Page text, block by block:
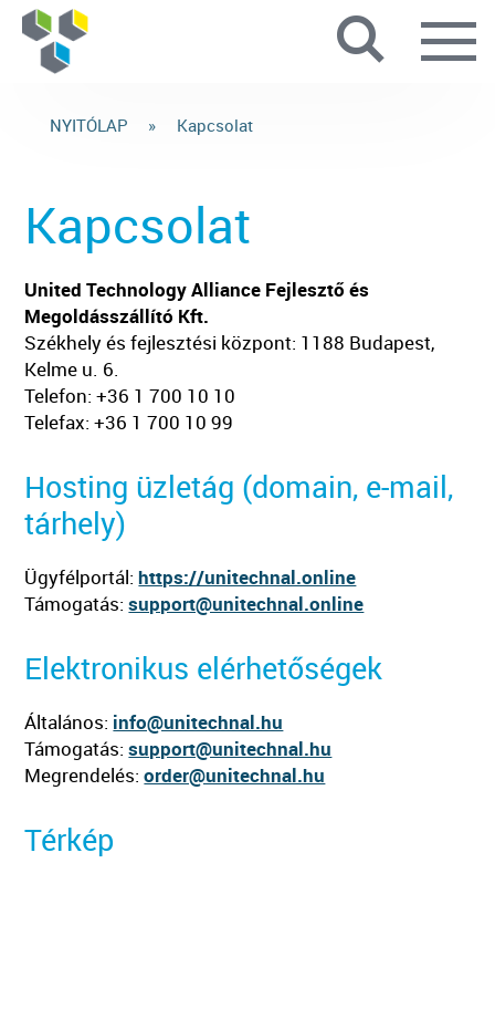
L
NYITÓLAP » Kapcsolat
Kapcsolat
United Technology Alliance Fejlesztő és
Megoldásszállító Kft.
Székhely és fejlesztési központ: 1188 Budapest,
Kelme u. 6.
Telefon: +36 1 700 10 10
Telefax: +36 1 700 10 99
Hosting üzletág (domain, e-mail,
tárhely)
Ügyfélportál:https://unitechnal.online
Támogatás:support@unitechnal.online
Elektronikus elérhetőségek
Általános: info@unitechnal.hu
Támogatás:support@unitechnal.hu
Megrendelés:order@unitechnal.hu
Térkép